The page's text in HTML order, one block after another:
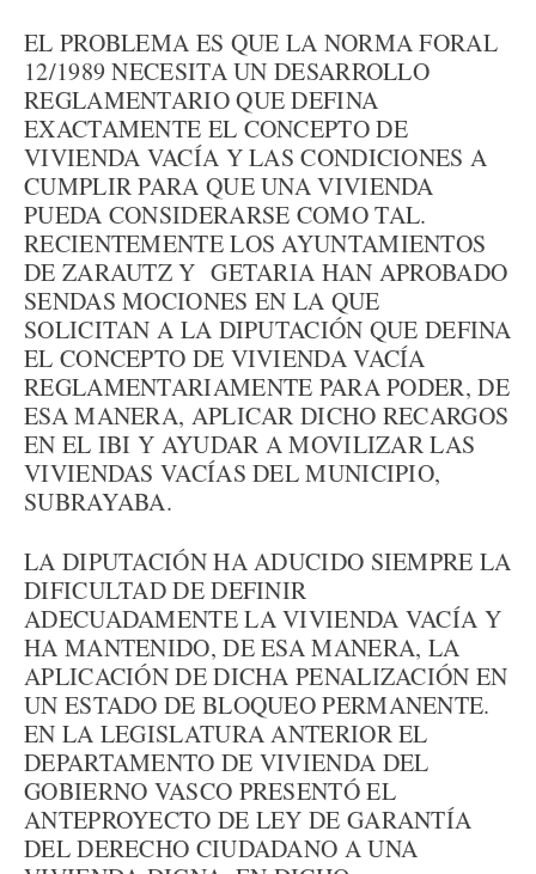
EL PROBLEMA ES QUE LA NORMA FORAL
12/1989 NECESITA UN DESARROLLO
REGLAMENTARIO QUE DEFINA
EXACTAMENTE EL CONCEPTO DE
VIVIENDA VACÍA Y LAS CONDICIONES A
CUMPLIR PARA QUE UNA VIVIENDA
PUEDA CONSIDERARSE COMO TAL.
RECIENTEMENTE LOS AYUNTAMIENTOS
DE ZARAUTZ Y GETARIA HAN APROBADO
SENDAS MOCIONES EN LA QUE
SOLICITAN A LA DIPUTACIÓN QUE DEFINA
EL CONCEPTO DE VIVIENDA VACÍA
REGLAMENTARIAMENTE PARA PODER, DE
ESA MANERA, APLICAR DICHO RECARGOS
EN EL IBI Y AYUDAR A MOVILIZAR LAS
VIVIENDAS VACÍAS DEL MUNICIPIO,
SUBRAYABA.
LA DIPUTACIÓN HA ADUCIDO SIEMPRE LA
DIFICULTAD DE DEFINIR
ADECUADAMENTE LA VIVIENDA VACÍA Y
HA MANTENIDO, DE ESA MANERA, LA
APLICACIÓN DE DICHA PENALIZACIÓN EN
UN ESTADO DE BLOQUEO PERMANENTE.
EN LA LEGISLATURA ANTERIOR EL
DEPARTAMENTO DE VIVIENDA DEL
GOBIERNO VASCO PRESENTÓ EL
ANTEPROYECTO DE LEY DE GARANTÍA
DEL DERECHO CIUDADANO A UNA